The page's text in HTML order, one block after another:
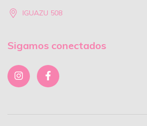
IGUAZU 508
Sigamos conectados